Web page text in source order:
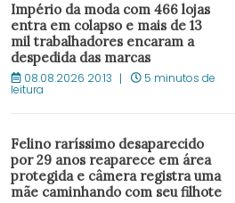
Império da moda com 466 lojas
entra em colapso e mais de 13
mil trabalhadores encaram a
despedida das marcas
08.08.2026 20:13 5 minutos de
leitura
Felino raríssimo desaparecido
por 29 anos reaparece em área
protegida e câmera registra uma
mãe caminhando com seu filhote